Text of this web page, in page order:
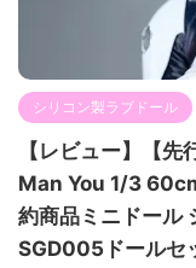
シリコン製ラブドール
【レビュー】【
Man You 1/3
約商品ミニドール
SGD005ドールセ